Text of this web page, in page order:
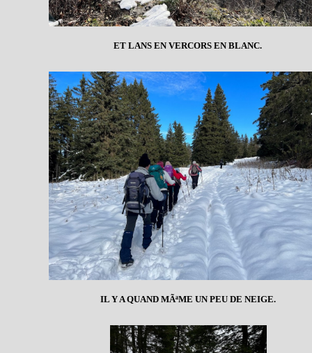
ET LANS EN VERCORS EN BLANC.
IL Y A QUAND MÃªME UN PEU DE NEIGE.